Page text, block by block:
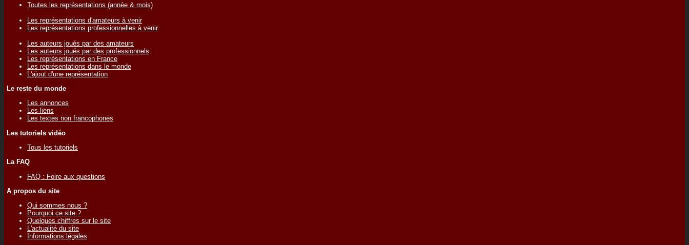
Toutes les représentations (année & mois)
Les représentations d'amateurs à venir
Les représentations professionnelles à venir
Les auteurs joués par des amateurs
Les auteurs joués par des professionnels
Les représentations en France
Les représentations dans le monde
L'ajout d'une représentation
Le reste du monde
Les annonces
Les liens
Les textes non francophones
Les tutoriels vidéo
Tous les tutoriels
La FAQ
FAQ : Foire aux questions
A propos du site
Qui sommes nous ?
Pourquoi ce site ?
Quelques chiffres sur le site
L'actualité du site
Informations légales